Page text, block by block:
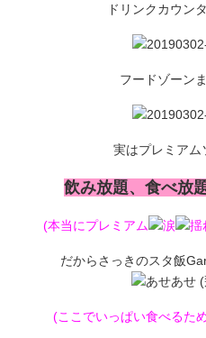
ドリンクカウン
フードゾーン
実はプレミアム
飲み放題、食べ放
(本当にプレミアム
だからさっきのスタ飯
(ここでいっぱい食べるた